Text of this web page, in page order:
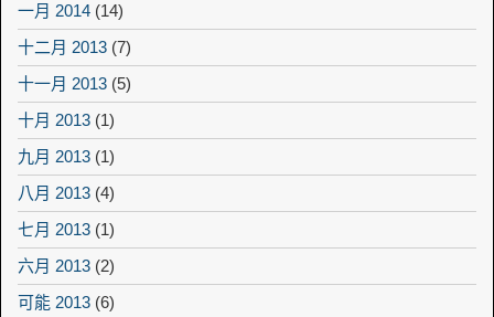
一月 2014 (14)
十二月 2013 (7)
十一月 2013 (5)
十月 2013 (1)
九月 2013 (1)
八月 2013 (4)
七月 2013 (1)
六月 2013 (2)
可能 2013 (6)